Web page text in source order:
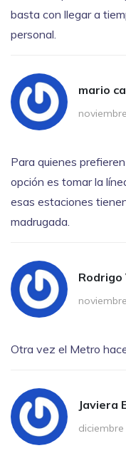
basta con llegar a
personal.
mario
Para quienes
opción es tomar la
esas estaciones
madrugada.
Otra vez el Metro
Javiera
diciembre